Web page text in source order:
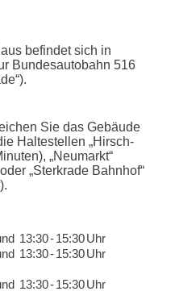
befindet sich in
Bundesautobahn 516
Sie das Gebäude
Haltestellen „Hirsch-
„Neumarkt“
„Sterkrade Bahnhof“
13:30-15:30Uhr
13:30-15:30Uhr
13:30-15:30Uhr